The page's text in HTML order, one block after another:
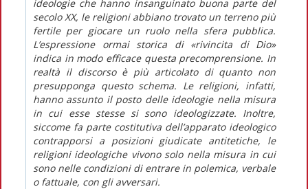
ideologie che hanno insanguinato buona parte del
secolo XX, le religioni abbiano trovato un terreno più
fertile per giocare un ruolo nella sfera pubblica.
L’espressione ormai storica di «rivincita di Dio»
indica in modo efficace questa precomprensione. In
realtà il discorso è più articolato di quanto non
presupponga questo schema. Le religioni, infatti,
hanno assunto il posto delle ideologie nella misura
in cui esse stesse si sono ideologizzate. Inoltre,
siccome fa parte costitutiva dell’apparato ideologico
contrapporsi a posizioni giudicate antitetiche, le
religioni ideologiche vivono solo nella misura in cui
sono nelle condizioni di entrare in polemica, verbale
o fattuale, con gli avversari.